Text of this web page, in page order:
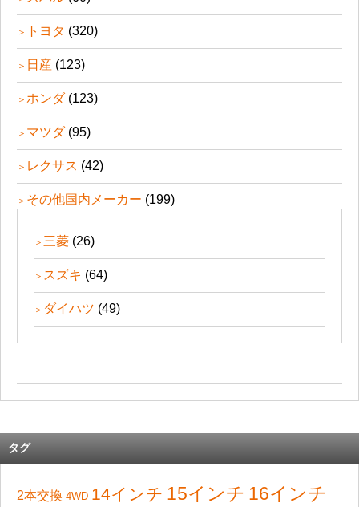
トヨタ (320)
日産 (123)
ホンダ(123)
マツダ(95)
レクサス (42)
その他国内メーカー (199)
三菱 (26)
スズキ (64)
ダイハツ (49)
タグ
2本交換 4WD 14インチ 15インチ 16インチ